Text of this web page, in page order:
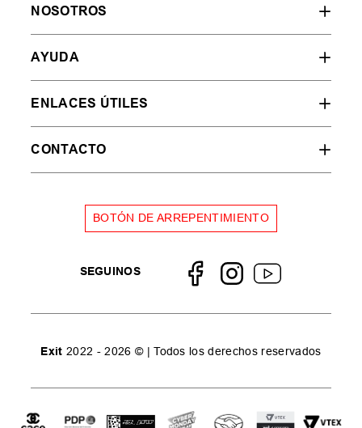
NOSOTROS
AYUDA
ENLACES ÚTILES
CONTACTO
BOTÓN DE ARREPENTIMIENTO
SEGUINOS
Exit 2022 - 2026 © | Todos los derechos reservados